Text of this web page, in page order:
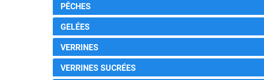
PÊCHES
GELÉES
VERRINES
VERRINES SUCRÉES